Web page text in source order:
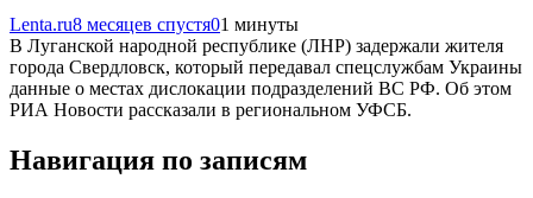
Lenta.ru8 месяцев спустя01 минуты
В Луганской народной республике (ЛНР) задержали жителя
города Свердловск, который передавал спецслужбам Украины
данные о местах дислокации подразделений ВС РФ. Об этом
РИА Новости рассказали в региональном УФСБ.
Навигация по записям